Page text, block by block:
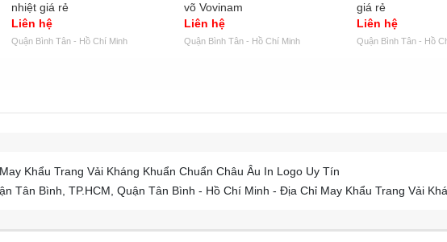
nhiệt giá rẻ
Liên hệ
Quận Bình Tân - Hồ Chí Minh
võ Vovinam
Liên hệ
Quận Bình Tân - Hồ Chí Minh
giá rẻ
Liên hệ
Quận Bình Tân - Hồ
Khẩu Trang Vải Kháng Khuẩn Chuẩn Châu Âu In Logo Uy Tín
Tân Bình, TP.HCM, Quận Tân Bình - Hồ Chí Minh - Địa Chỉ May Khẩu Trang Vải